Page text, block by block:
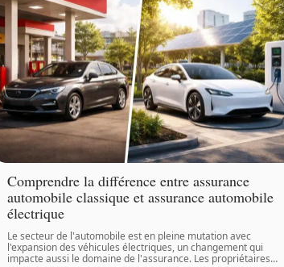
Comprendre la différence entre assurance
automobile classique et assurance automobile
électrique
Le secteur de l'automobile est en pleine mutation avec
l'expansion des véhicules électriques, un changement qui
impacte aussi le domaine de l'assurance. Les propriétaires…